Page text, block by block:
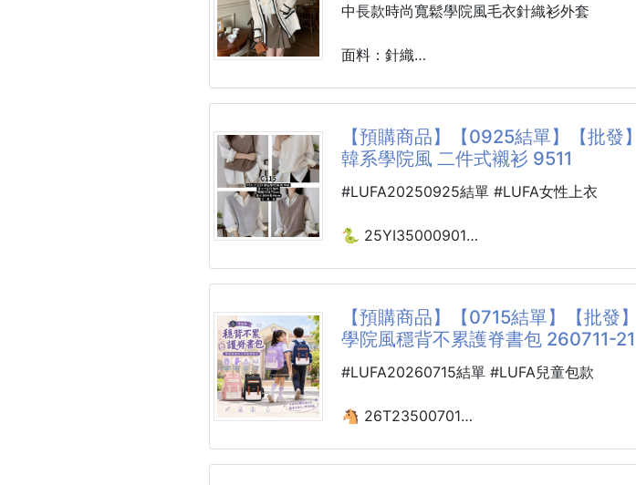
#包包
中長款時尚寬鬆學院風毛衣針織衫外套
面料：針織
約衣長65CM胸圍108CM連肩袖長72CM
顏色：白色，黑色
【預購商品】【0925結單】【批發】
韓系學院風 二件式襯衫 9511
#LUFA20250925結單 #LUFA女性上衣
🐍 25YI35000901
+1=背心+襯衫
📌尺寸：均碼
----------------------------------------------
【預購商品】【0715結單】【批發】
學院風穩背不累護脊書包 260711-21
#LUFA20260715結單 #LUFA兒童包款
🐴 26T23500701